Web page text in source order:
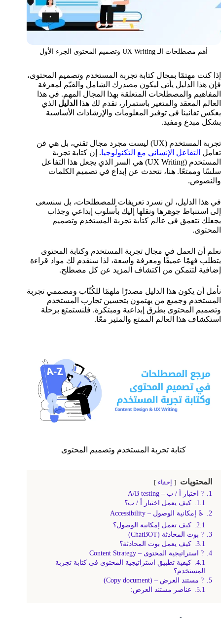
أهم مصطلحات الـ UX Writing وتصميم المحتوى الجزء الأول
إذا كنت مهتمًا بمجال كتابة تجربة المستخدم وتصميم المحتوى،
فإن هذا الدليل يأتي ليكون مصدرك الشامل والقيّم لمعرفة
المفاهيم والمصطلحات المتعلقة بهذا المجال المهم. في هذا
العالم المعقد والمتغير باستمرار، نقدم لك هذا
الدليل الذي
يعكس تفانينا في توفير المعلومات والإرشادات الأساسية
بشكل مبدع ومفيد.
تجربة المستخدم (UX) ليست مجرد مجال تقني، بل هي فن
تعامل التفاعل الإنساني مع التكنولوجيا. إن كتابة تجربة
المستخدم (UX Writing) هي السر الذي يجعل هذا التفاعل
سلسًا وممتعًا. هنا، نتحدث عن إبداع في تصميم الكلمات
والنصوص.
في هذا الدليل، لن نسرد تعريفات للمصطلحات، بل سنسعى
إلى استنباط جوهرها ونقلها إليك بأسلوب إبداعي وجذاب
يجعلك تتعمق في عالم كتابة تجربة المستخدم وتصميم
المحتوى.
نعلم أن العمل في مجال تجربة المستخدم وكتابة المحتوى
يتطلب فهمًا عميقًا ومعرفة واسعة، لذا سنقدم لك مواد قراءة
إضافية لتتمكن من اكتشاف المزيد عن كل مصطلح.
نأمل أن يكون هذا الدليل مصدرًا ملهمًا للكُتّاب ومصممي تجربة
المستخدم وجميع من يهتمون بتحسين تجارب المستخدم
وتصميم المحتوى بطرق إبداعية ومبتكرة. فلنستمتع برحلة
استكشاف هذا العالم الممتع والمثير معًا.
كتابة تجربة المستخدم وتصميم المحتوى
المحتويات إخفاء
1.
? اختبار أ / ب – A/B testing
1.1.
كيف يعمل اختبار أ / ب؟
2.
♿️ إمكانية الوصول – Accessibility
2.1.
كيف تعمل إمكانية الوصول؟
3.
? بوت المحادثة (ChatBOT)
3.1.
كيف يعمل بوت المحادثة؟
4.
? استراتيجية المحتوى – Content Strategy
4.1.
كيفية تطبيق استراتيجية المحتوى في كتابة تجربة
المستخدم؟
5.
? مستند العرض – (Copy document)
5.1.
عناصر مستند العرض: